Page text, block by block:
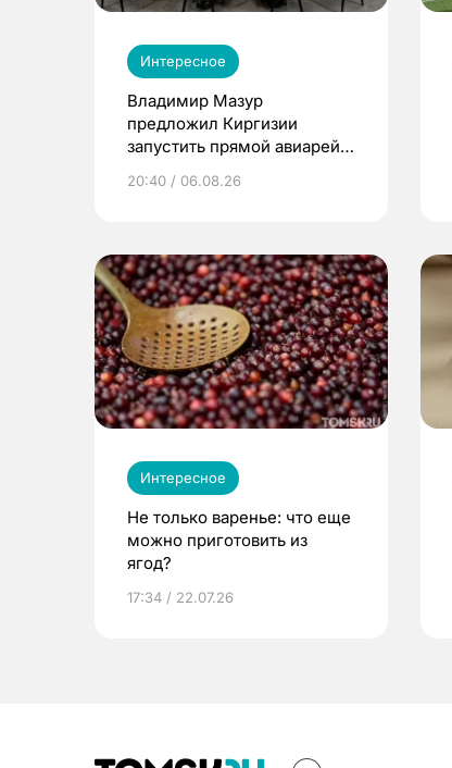
Интересное
Владимир Мазур
предложил Киргизии
запустить прямой авиарейс
20:40 / 06.08.26
Интересное
Не только варенье: что еще
можно приготовить из
ягод?
17:34 / 22.07.26